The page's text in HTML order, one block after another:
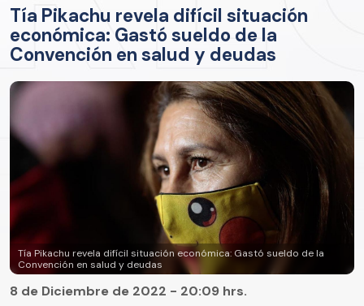
Tía Pikachu revela difícil situación
económica: Gastó sueldo de la
Convención en salud y deudas
Tía Pikachu revela difícil situación económica: Gastó sueldo de la
Convención en salud y deudas
8 de Diciembre de 2022 - 20:09 hrs.